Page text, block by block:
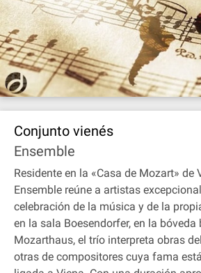
Conjunto vienés
Ensemble
Residente en la «Casa de Mozart» de
Ensemble reúne a artistas
celebración de la música y de la
en la sala Boesendorfer, en la
Mozarthaus, el trío interpreta obras
otras de compositores cuya fama